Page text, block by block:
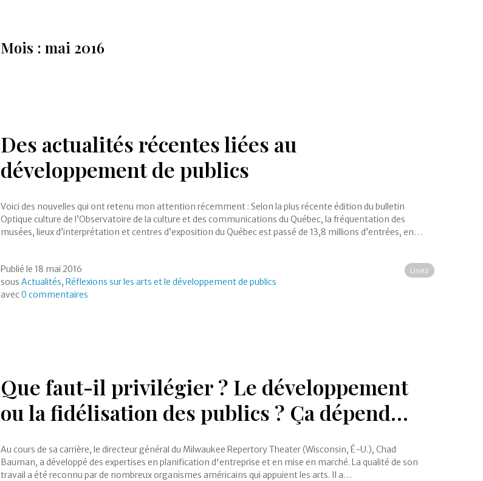
Mois : mai 2016
Des actualités récentes liées au
développement de publics
Voici des nouvelles qui ont retenu mon attention récemment : Selon la plus récente édition du bulletin
Optique culture de l’Observatoire de la culture et des communications du Québec, la fréquentation des
musées, lieux d’interprétation et centres d’exposition du Québec est passé de 13,8 millions d’entrées, en…
Publié le 18 mai 2016
sousActualités,Réflexions sur les arts et le développement de publics
avec0 commentaires
Lisez
Que faut-il privilégier ? Le développement
ou la fidélisation des publics ? Ça dépend…
Au cours de sa carrière, le directeur général du Milwaukee Repertory Theater (Wisconsin, É-U.), Chad
Bauman, a développé des expertises en planification d'entreprise et en mise en marché. La qualité de son
travail a été reconnu par de nombreux organismes américains qui appuient les arts. Il a…